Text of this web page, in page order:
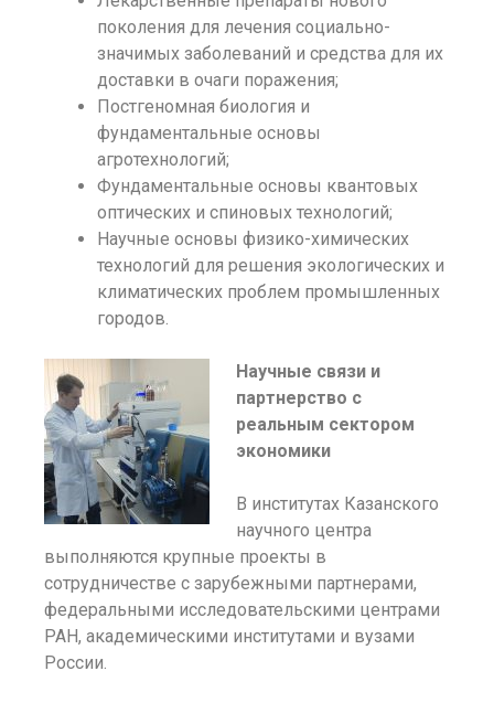
поколения для лечения социально-
значимых заболеваний и средства для их
доставки в очаги поражения;
Постгеномная биология и
фундаментальные основы
агротехнологий;
Фундаментальные основы квантовых
оптических и спиновых технологий;
Научные основы физико-химических
технологий для решения экологических и
климатических проблем промышленных
городов.
Научные связи и
партнерство с
реальным сектором
экономики
В институтах Казанского
научного центра
выполняются крупные проекты в
сотрудничестве с зарубежными партнерами,
федеральными исследовательскими центрами
РАН, академическими институтами и вузами
России.